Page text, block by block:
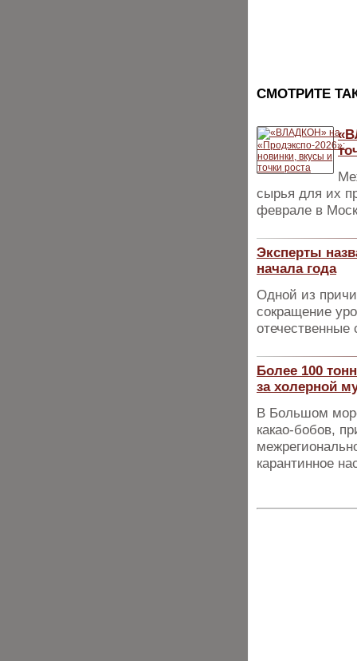
CМОТРИТЕ
сырья для их
феврале в
Эксперты
начала года
Одной из
сокращение
отечественные
Более 100
за холерной
В Большом
какао-бобов,
карантинное